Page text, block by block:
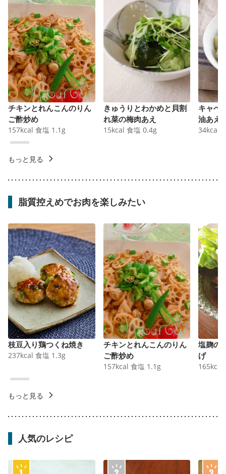
チキンとれんこんのりん
ご酢炒め
157kcal 食塩 1.1 g
きゅうりとわかめと貝割
れ菜の梅肉あえ
15kcal 食塩 0.4g
キャベ
油あえ
34kcal
もっと見る
脂質控えめでお肉を楽しみたい
枝豆入り鶏つくね焼き
237kcal 食塩 1.3g
チキンとれんこんのりん
ご酢炒め
157kcal 食塩 1.1 g
塩麹の
げ
165kcal
もっと見る
人気のレシピ